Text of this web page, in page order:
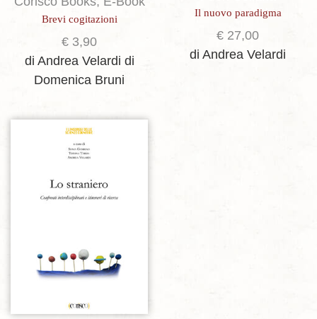
Brevi cogitazioni
€ 3,90
di Andrea Velardi di
Domenica Bruni
Il nuovo paradigma
€ 27,00
di Andrea Velardi